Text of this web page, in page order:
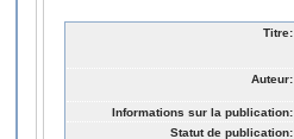
Titre:
Auteur:
Informations sur la publication:
Statut de publication: